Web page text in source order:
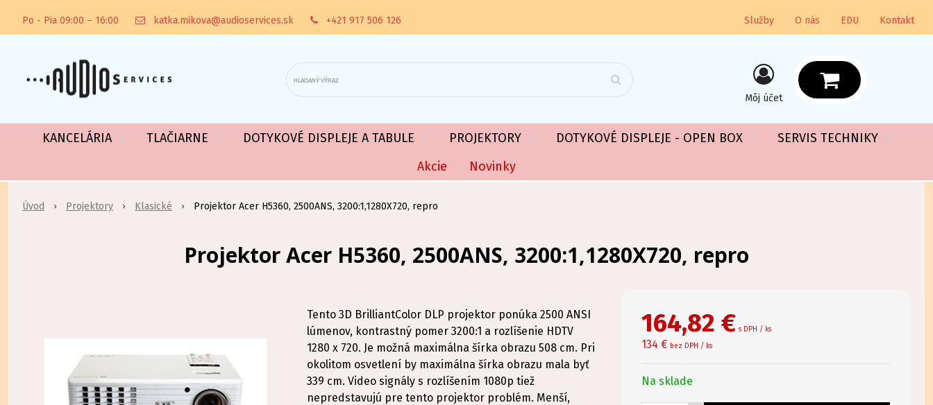
Po - Pia 09:00 – 16:00 katka.mikova@audioservices.sk +421 917 506 126 Služby O nás EDU Kontakt
Môj účet
KANCELÁRIA TLAČIARNE DOTYKOVÉ DISPLEJE A TABULE PROJEKTORY DOTYKOVÉ DISPLEJE - OPEN BOX
SERVIS TECHNIKY
Akcie
Novinky
Úvod Projektory Klasické Projektor Acer H5360, 2500ANS, 3200:1,1280X720, repro
Projektor Acer H5360, 2500ANS, 3200:1,1280X720, repro
164,82 € s DPH / ks
134 € bez DPH / ks
Na sklade
Tento 3D BrilliantColor DLP projektor ponúka 2500 ANSI
lúmenov, kontrastný pomer 3200:1 a rozlíšenie HDTV
1280 x 720. Je možná maximálna šírka obrazu 508 cm. Pri
okolitom osvetlení by maximálna šírka obrazu mala byť
339 cm. Video signály s rozlíšením 1080p tiež
nepredstavujú pre tento projektor problém. Menší,